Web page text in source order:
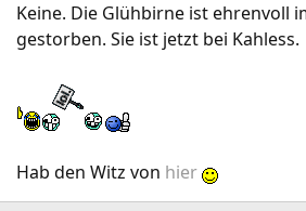
Keine. Die Glühbirne ist ehrenvoll
gestorben. Sie ist jetzt bei Kahless.
Hab den Witz von hier